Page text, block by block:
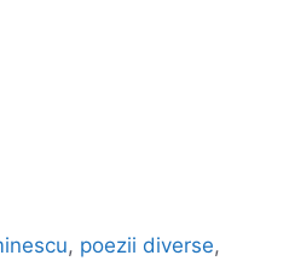
, poezii diverse,